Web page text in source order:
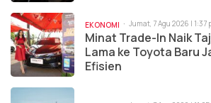
EKONOMI Jumat, 7 Agu 2026 | 1:37
Minat Trade-In Naik
Lama ke Toyota Baru
Efisien